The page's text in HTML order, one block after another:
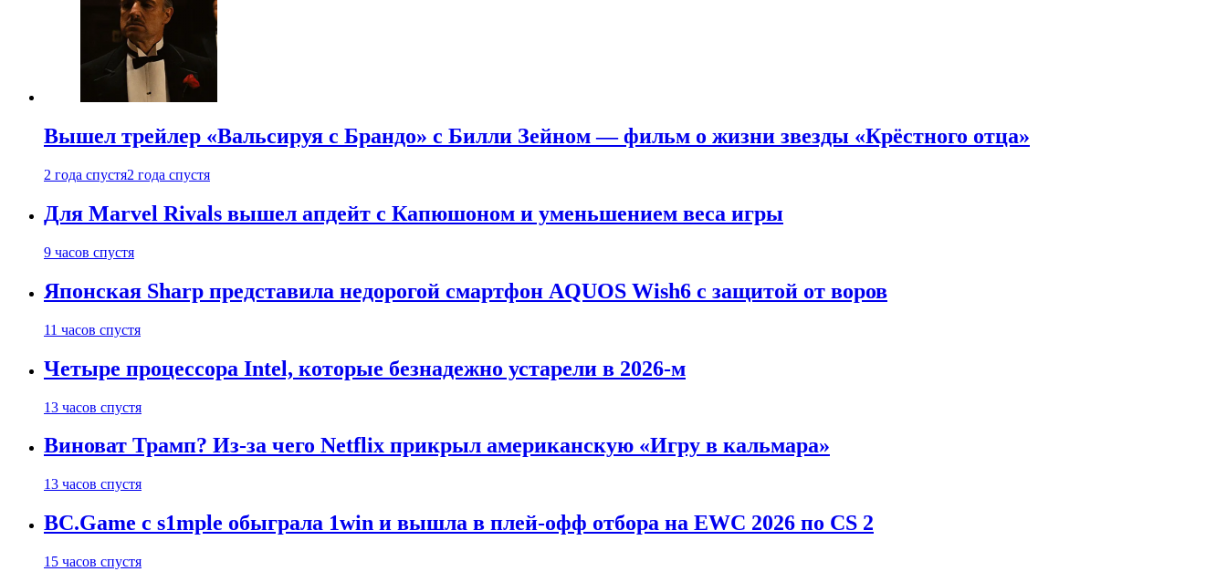
Вышел трейлер «Вальсируя с Брандо» с Билли Зейном — фильм о жизни звезды «Крёстного отца»
2 года спустя2 года спустя
Для Marvel Rivals вышел апдейт с Капюшоном и уменьшением веса игры
9 часов спустя
Японская Sharp представила недорогой смартфон AQUOS Wish6 с защитой от воров
11 часов спустя
Четыре процессора Intel, которые безнадежно устарели в 2026-м
13 часов спустя
Виноват Трамп? Из-за чего Netflix прикрыл американскую «Игру в кальмара»
13 часов спустя
BC.Game с s1mple обыграла 1win и вышла в плей-офф отбора на EWC 2026 по CS 2
15 часов спустя